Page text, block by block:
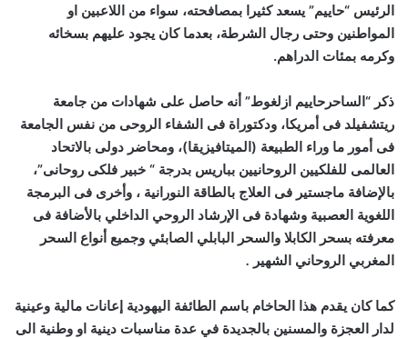
الرئيس “حاييم” يسعد كثيرا بمصافحته، سواء من اللاعبين او
المواطنين وحتى رجال الشرطة، بعدما كان يجود عليهم بسخائه
وكرمه بمئات الدراهم.
ذكر “الساحرحاييم ازلغوط” أنه حاصل على شهادات من جامعة
ريتشفيلد فى أمريكا، ودكتوراة فى الشفاء الروحى من نفس الجامعة
فى أمور ما وراء الطبيعة (الميتافيزيقا)، ومحاضر دولى بالاتحاد
العالمى للفلكيين الروحانيين بباريس بدرجة “ خبير فلكى روحانى”،
بالإضافة ماجستير فى العلاج بالطاقة النورانية ، وأخرى فى البرمجة
اللغوية العصبية وشهادة فى الإرشاد الروحي الداخلي بالأضافة فى
معرفته بسحر الكابلا والسحر البابلي الصابئي وجميع أنواع السحر
المغربي الروحاني الشهير .
كما كان يقدم هذا الحاخام باسم الطائفة اليهودية إعانات مالية وعينية
لدار العجزة والمسنين بالجديدة في عدة مناسبات دينية او وطنية الى